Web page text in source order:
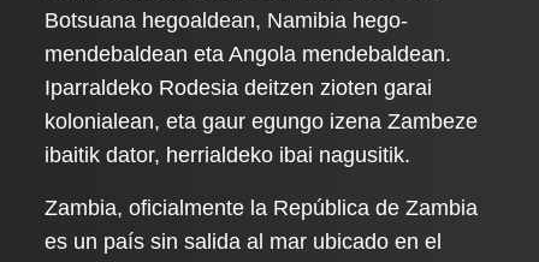
Botsuana hegoaldean, Namibia hego-
mendebaldean eta Angola mendebaldean.
Iparraldeko Rodesia deitzen zioten garai
kolonialean, eta gaur egungo izena Zambeze
ibaitik dator, herrialdeko ibai nagusitik.
Zambia, oficialmente la República de Zambia
es un país sin salida al mar ubicado en el